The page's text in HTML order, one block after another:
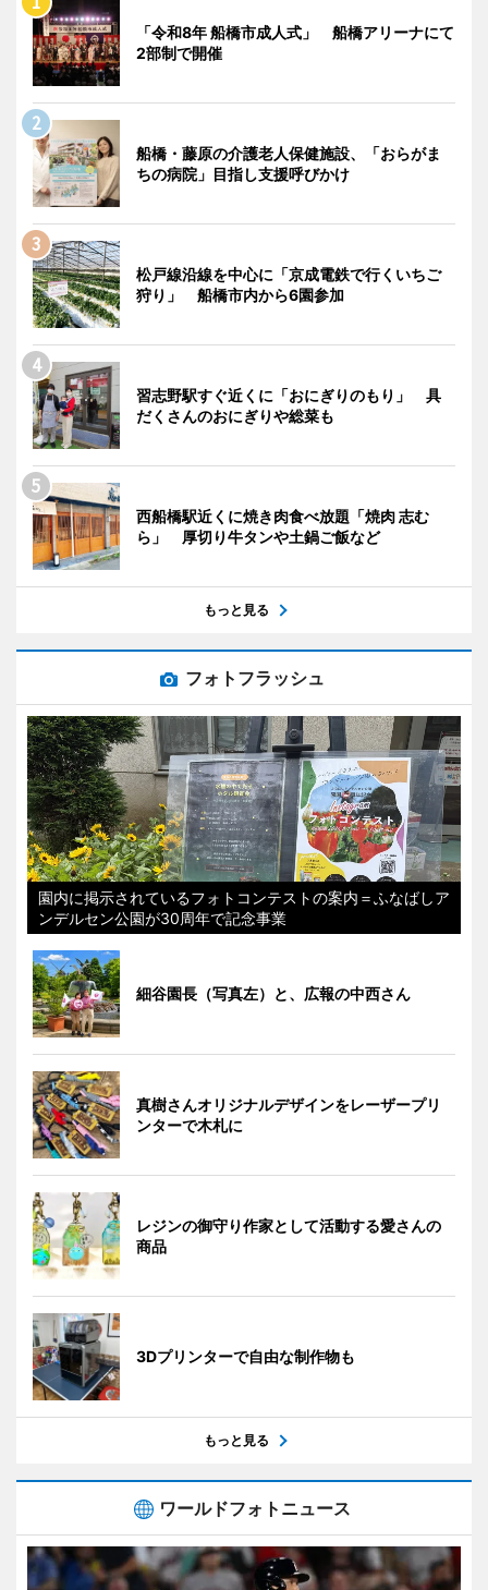
「令和8年 船橋市成人式」 船橋アリーナにて
2部制で開催
船橋・藤原の介護老人保健施設、「おらがま
ちの病院」目指し支援呼びかけ
松戸線沿線を中心に「京成電鉄で行くいちご
狩り」 船橋市内から6園参加
習志野駅すぐ近くに「おにぎりのもり」 具
だくさんのおにぎりや総菜も
西船橋駅近くに焼き肉食べ放題「焼肉 志む
ら」 厚切り牛タンや土鍋ご飯など
もっと見る
フォトフラッシュ
園内に掲示されているフォトコンテストの案内＝ふなばしア
ンデルセン公園が30周年で記念事業
細谷園長（写真左）と、広報の中西さん
真樹さんオリジナルデザインをレーザープリ
ンターで木札に
レジンの御守り作家として活動する愛さんの
商品
3Dプリンターで自由な制作物も
もっと見る
ワールドフォトニュース